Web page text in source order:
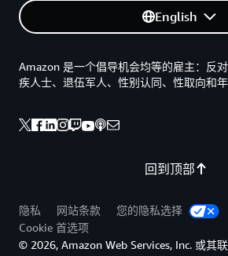
English
回到顶部
Amazon 是一个倡导机会均等的雇主：反
疾人士、退伍军人、性别认同、性取向和年
隐私 网站条款
您的隐私选择
Cookie 首选项
© 2026, Amazon Web Services, Inc. 或其